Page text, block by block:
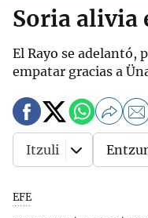
Soria alivia
El Rayo se adelantó,
empatar gracias a
EFE
Itzuli